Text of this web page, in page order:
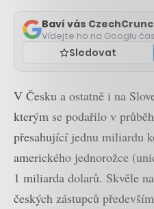
Baví vás
Vídejte ho na Googlu
Sledovat
V Česku a ostatně i na
kterým se podařilo v
přesahující jednu miliardu
amerického jednorožce
1 miliarda dolarů. Skvěle
českých zástupců především